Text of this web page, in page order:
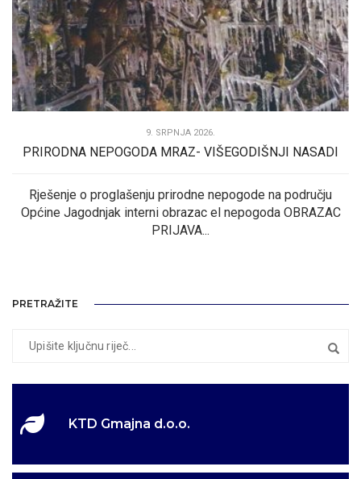
9. SRPNJA 2026.
PRIRODNA NEPOGODA MRAZ- VIŠEGODIŠNJI NASADI
Rješenje o proglašenju prirodne nepogode na području
Općine Jagodnjak interni obrazac el nepogoda OBRAZAC
PRIJAVA...
PRETRAŽITE
KTD Gmajna d.o.o.